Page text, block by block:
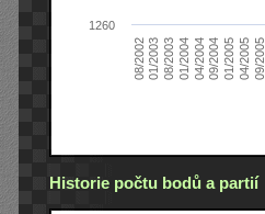
08/200201/200308/200301/200404/200409/200401/200504/200509/2005
1260
Historie počtu bodů a partií